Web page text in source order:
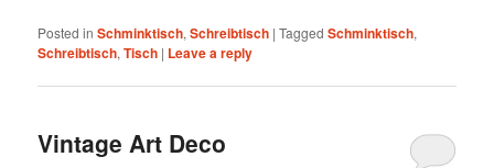
Posted in Schminktisch,Schreibtisch |Tagged Schminktisch,
Schreibtisch,Tisch | Leave a reply
Vintage Art Deco